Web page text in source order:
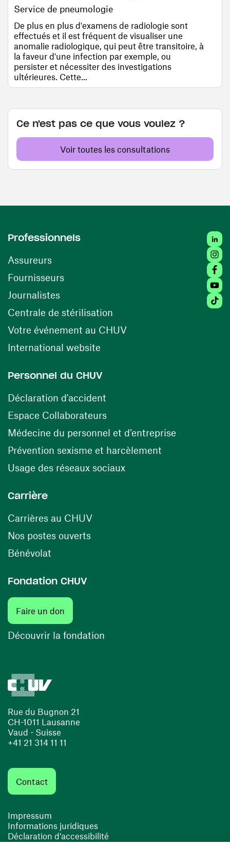
Service de pneumologie
De plus en plus d'examens de radiologie sont
effectués et il est fréquent de visualiser une
anomalie radiologique, qui peut être transitoire, à
la faveur d'une infection par exemple, ou
persister et nécessiter des investigations
ultérieures. Cette...
Ce n'est pas ce que vous voulez ?
Voir toutes les consultations
Rue du Bugnon 21
CH-1011 Lausanne
Vaud - Suisse
+41 21 314 11 11
Contact
Impressum
Informations juridiques
Déclaration d’accessibilité
Professionnels
Assureurs
Fournisseurs(ouvre une nouvelle fenêtre)
Journalistes
Centrale de stérilisation (ouvre une nouvelle
Votre événement au CHUV(ouvre une nouvelle
International website
Personnel du CHUV
Déclaration d'accident
Espace Collaborateurs(ouvre une nouvelle fenêtre)
Médecine du personnel et d’entreprise
Prévention sexisme et harcèlement
Usage des réseaux sociaux(ouvre une nouvelle
Carrière
Carrières au CHUV(ouvre une nouvelle fenêtre)
Nos postes ouverts(ouvre une nouvelle fenêtre)
Bénévolat
Fondation CHUV
Faire un don
Découvrir la fondation